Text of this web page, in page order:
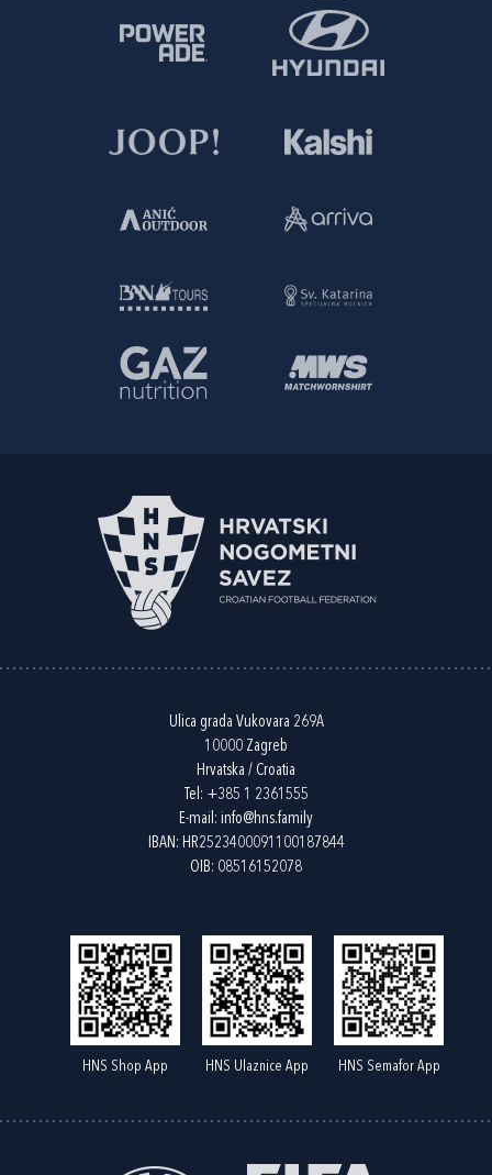
Ulica grada Vukovara 269A
10000 Zagreb
Hrvatska / Croatia
Tel: +385 1 2361555
E-mail: info@hns.family
IBAN: HR2523400091100187844
OIB: 08516152078
HNS Shop App HNS Ulaznice App HNS Semafor App